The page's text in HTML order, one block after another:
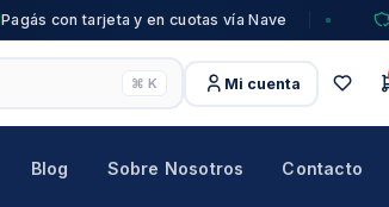
Pagás con tarjeta y en cuotas vía Nave
⌘ K Mi cuenta
Blog Sobre Nosotros Contacto